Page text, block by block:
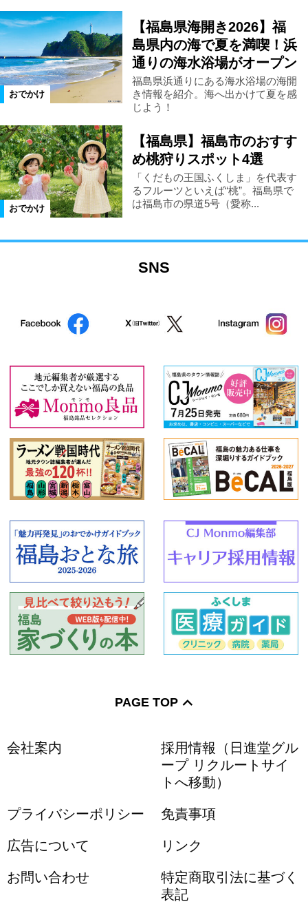
おでかけ
【福島県海開き2026】福
島県内の海で夏を満喫！浜
通りの海水浴場がオープン
福島県浜通りにある海水浴場の海開
き情報を紹介。海へ出かけて夏を感
じよう！
おでかけ
【福島県】福島市のおすす
め桃狩りスポット4選
「くだもの王国ふくしま」を代表す
るフルーツといえば“桃”。福島県で
は福島市の県道5号（愛称...
SNS
PAGE TOP
会社案内
採用情報（日進堂グル
ープ リクルートサイ
トへ移動）
プライバシーポリシー 免責事項
広告について リンク
お問い合わせ
特定商取引法に基づく
表記